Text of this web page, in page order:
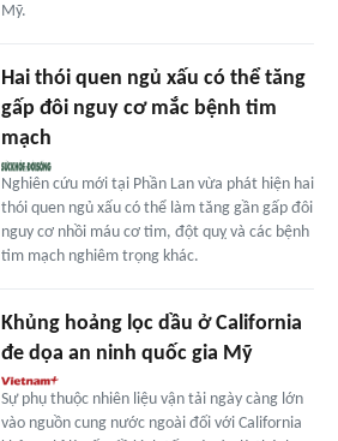
Mỹ.
Hai thói quen ngủ xấu có thể tăng
gấp đôi nguy cơ mắc bệnh tim
mạch
Nghiên cứu mới tại Phần Lan vừa phát hiện hai
thói quen ngủ xấu có thể làm tăng gần gấp đôi
nguy cơ nhồi máu cơ tim, đột quỵ và các bệnh
tim mạch nghiêm trọng khác.
Khủng hoảng lọc dầu ở California
đe dọa an ninh quốc gia Mỹ
Sự phụ thuộc nhiên liệu vận tải ngày càng lớn
vào nguồn cung nước ngoài đối với California